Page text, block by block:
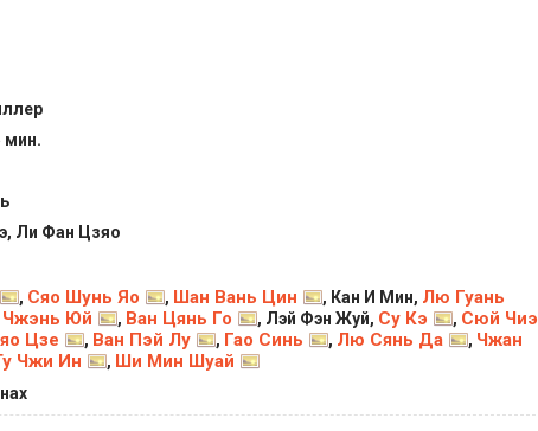
мин.
Ли Фан Цзяо
, Сяо Шунь Яо , Шан Вань Цин , Кан И Мин, Лю Гуань
Чжэнь Юй , Ван Цянь Го , Лэй Фэн Жуй, Су Кэ , Сюй Чиэ
Цзе , Ван Пэй Лу , Гао Синь , Лю Сянь Да , Чжан
Чжи Ин , Ши Мин Шуай